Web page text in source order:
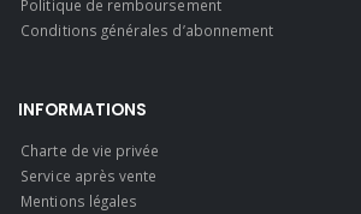
Politique de remboursement
Conditions générales d’abonnement
INFORMATIONS
Charte de vie privée
Service après vente
Mentions légales